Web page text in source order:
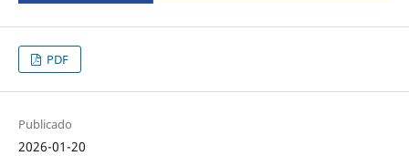
PDF
Publicado
2026-01-20